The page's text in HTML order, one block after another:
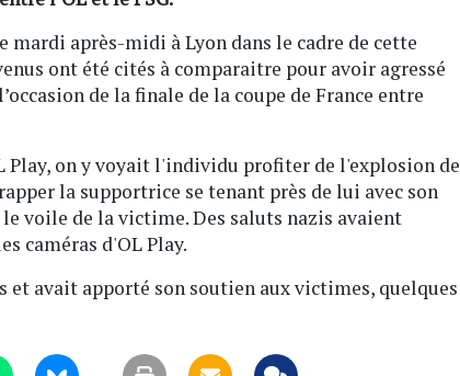
mardi après-midi à Lyon dans le cadre de cette
ont été cités à comparaitre pour avoir agressé
de la finale de la coupe de France entre
Play, on y voyait l'individu profiter de l'explosion de
la supportrice se tenant près de lui avec son
voile de la victime. Des saluts nazis avaient
caméras d'OL Play.
et avait apporté son soutien aux victimes, quelques